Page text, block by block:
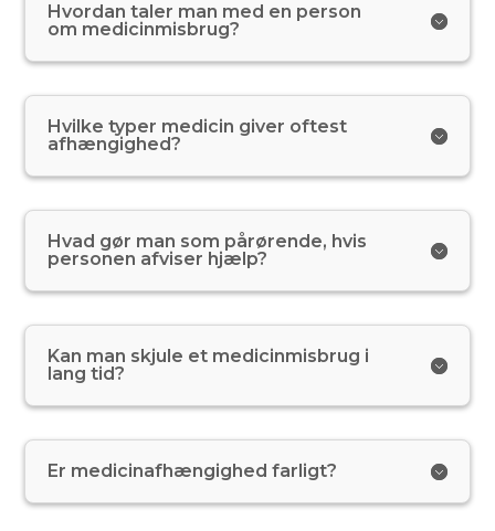
Hvordan taler man med en person
om medicinmisbrug?
Hvilke typer medicin giver oftest
afhængighed?
Hvad gør man som pårørende, hvis
personen afviser hjælp?
Kan man skjule et medicinmisbrug i
lang tid?
Er medicinafhængighed farligt?